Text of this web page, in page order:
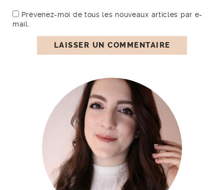
Prévenez-moi de tous les nouveaux articles par e-
mail.